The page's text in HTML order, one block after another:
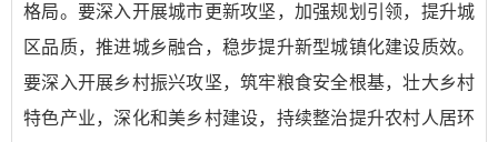
格局。要深入开展城市更新攻坚，加强规划引领，提升城
区品质，推进城乡融合，稳步提升新型城镇化建设质效。
要深入开展乡村振兴攻坚，筑牢粮食安全根基，壮大乡村
特色产业，深化和美乡村建设，持续整治提升农村人居环